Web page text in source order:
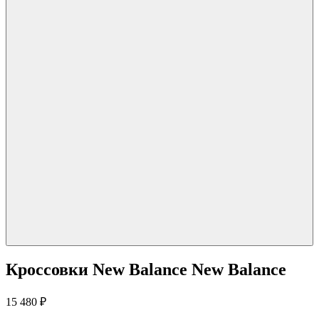
Кроссовки New Balance New Balance
15 480 ₽